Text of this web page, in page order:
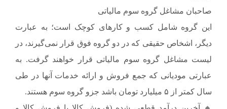
صاحبان مشاغل گروه سوم مالیاتی
این گروه شامل کسب و کارهای کوچک است؛ به عبارت
دیگر، اشخاص حقیقی که در دو گروه فوق قرار نمی‌گیرند، در
لیست مشاغل گروه سوم مالیاتی قرار خواهند گرفت. به
عبارتی مودیانی که جمع فروش و ارائه خدمات آنها در طی
سال کمتر از ۵ میلیارد تومان باشد جزو گروه سوم هستند.